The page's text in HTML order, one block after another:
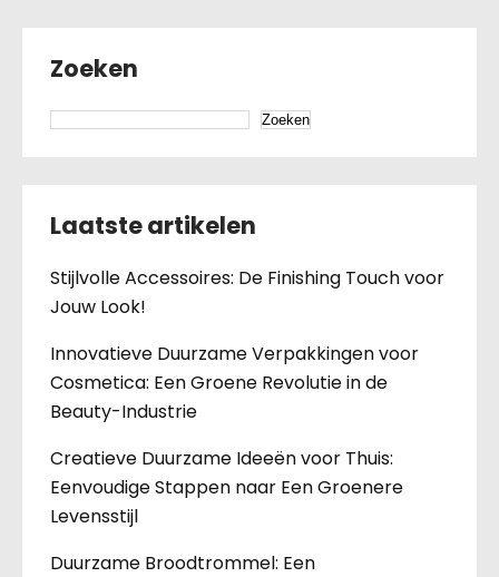
Zoeken
Zoeken
Laatste artikelen
Stijlvolle Accessoires: De Finishing Touch voor
Jouw Look!
Innovatieve Duurzame Verpakkingen voor
Cosmetica: Een Groene Revolutie in de
Beauty-Industrie
Creatieve Duurzame Ideeën voor Thuis:
Eenvoudige Stappen naar Een Groenere
Levensstijl
Duurzame Broodtrommel: Een